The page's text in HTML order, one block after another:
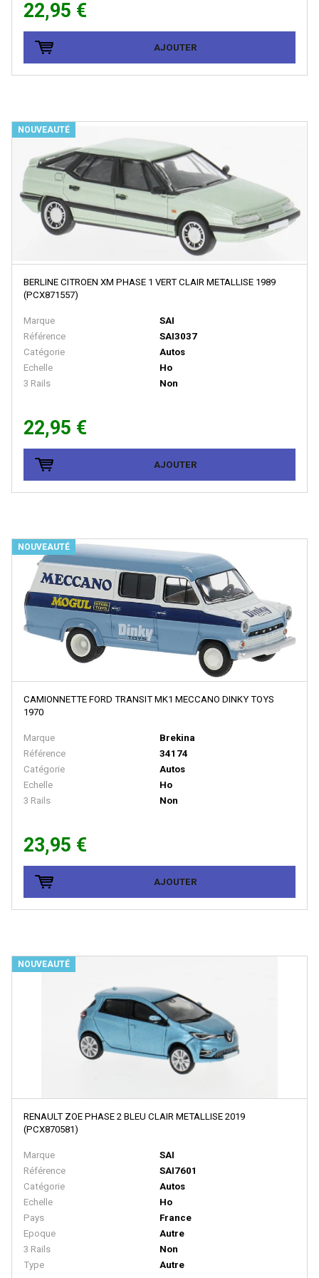
LOCO DIFFUSION
LOCOSTYL
LSMODELS
MABAR
MAINLINE RAILWAYS
MAKETTE
MANTUA
MARKLIN
MARKLIN HAMO
MASTERPIECE
MDM
MEHANO
METAL87
METRO MODELS
Metrop
MF Train
MIBER
MICRO-METAKIT
MICRO-TRAINS
MICRO CITY
MINICAR
Minichamps
MINIMODEL' 87
MINIS
MINITRIX
MKB MODELLE
MMM RG - Marque Disparue Finition Annees 70
MODELBEX
Modellauto
MODEL POWER
MODEL SCENE
Mougel
MTH
MTR EXCLUSIVE
MZZ
N-TRAIN
NCE
NEO
NLOOK
22,95 €
AJOUTER
NOUVEAUTÉ
BERLINE CITROEN XM PHASE 1 VERT CLAIR METALLISE 1989
(PCX871557)
Marque
SAI
Référence
SAI3037
Catégorie
Autos
Echelle
Ho
3 Rails
Non
22,95 €
AJOUTER
NOUVEAUTÉ
CAMIONNETTE FORD TRANSIT MK1 MECCANO DINKY TOYS
1970
Marque
Brekina
Référence
34174
Catégorie
Autos
Echelle
Ho
3 Rails
Non
23,95 €
AJOUTER
NOUVEAUTÉ
RENAULT ZOE PHASE 2 BLEU CLAIR METALLISE 2019
(PCX870581)
Marque
SAI
Référence
SAI7601
Catégorie
Autos
Echelle
Ho
Pays
France
Epoque
Autre
3 Rails
Non
Type
Autre